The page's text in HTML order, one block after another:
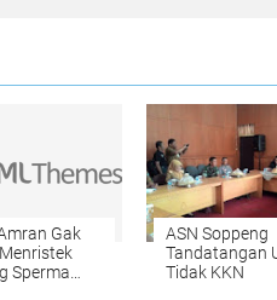
Gak
Sperma
ASN Soppeng
Tandatangan
Tidak KKN